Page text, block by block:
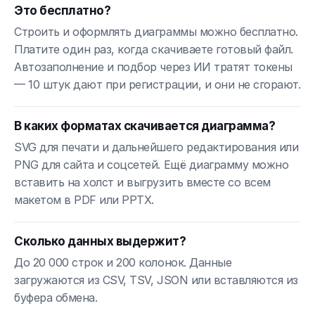
Это бесплатно?
Строить и оформлять диаграммы можно бесплатно.
Платите один раз, когда скачиваете готовый файл.
Автозаполнение и подбор через ИИ тратят токены
— 10 штук дают при регистрации, и они не сгорают.
В каких форматах скачивается диаграмма?
SVG для печати и дальнейшего редактирования или
PNG для сайта и соцсетей. Ещё диаграмму можно
вставить на холст и выгрузить вместе со всем
макетом в PDF или PPTX.
Сколько данных выдержит?
До 20 000 строк и 200 колонок. Данные
загружаются из CSV, TSV, JSON или вставляются из
буфера обмена.